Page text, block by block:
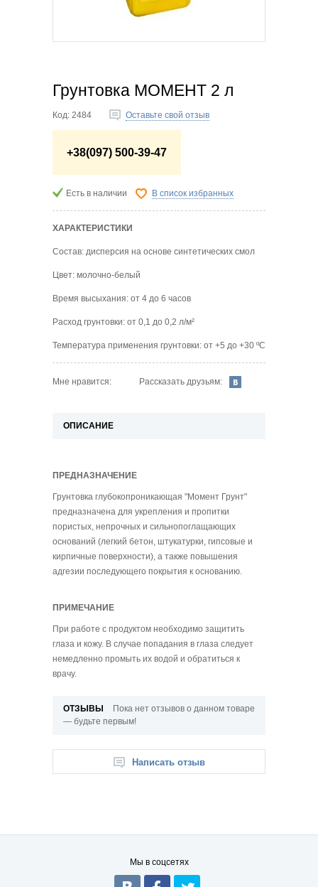
Грунтовка МОМЕНТ 2 л
Код: 2484 Оставьте свой отзыв
+38(097) 500-39-47
Есть в наличии В список избранных
ХАРАКТЕРИСТИКИ
Состав: дисперсия на основе синтетических смол
Цвет: молочно-белый
Время высыхания: от 4 до 6 часов
Расход грунтовки: от 0,1 до 0,2 л/м²
Температура применения грунтовки: от +5 до +30 ºС
Мне нравится: Рассказать друзьям:
ОПИСАНИЕ
ПРЕДНАЗНАЧЕНИЕ
Грунтовка глубокопроникающая "Момент Грунт"
предназначена для укрепления и пропитки
пористых, непрочных и сильнопоглащающих
оснований (легкий бетон, штукатурки, гипсовые и
кирпичные поверхности), а также повышения
адгезии последующего покрытия к основанию.
ПРИМЕЧАНИЕ
При работе с продуктом необходимо защитить
глаза и кожу. В случае попадания в глаза следует
немедленно промыть их водой и обратиться к
врачу.
ОТЗЫВЫ
Пока нет отзывов о данном товаре
— будьте первым!
Написать отзыв
Мы в соцсетях